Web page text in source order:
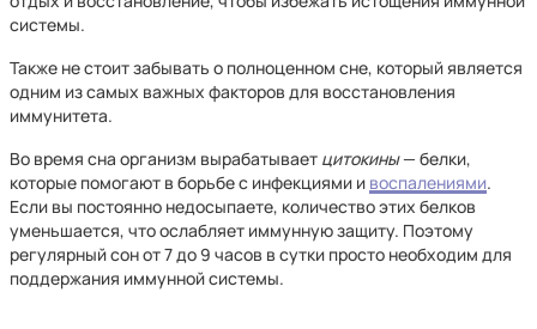
системы.
Также не стоит забывать о полноценном сне, который является
одним из самых важных факторов для восстановления
иммунитета.
Во время сна организм вырабатывает цитокины— белки,
которые помогают в борьбе с инфекциями и воспалениями.
Если вы постоянно недосыпаете, количество этих белков
уменьшается, что ослабляет иммунную защиту. Поэтому
регулярный сон от 7 до 9 часов в сутки просто необходим для
поддержания иммунной системы.